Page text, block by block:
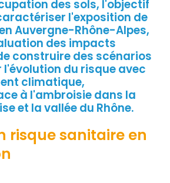
des sols, l'objectif
l'exposition de
Auvergne-Rhône-Alpes,
des impacts
construire des scénarios
du risque avec
climatique,
à l'ambroisie dans la
et la vallée du Rhône.
risque sanitaire en